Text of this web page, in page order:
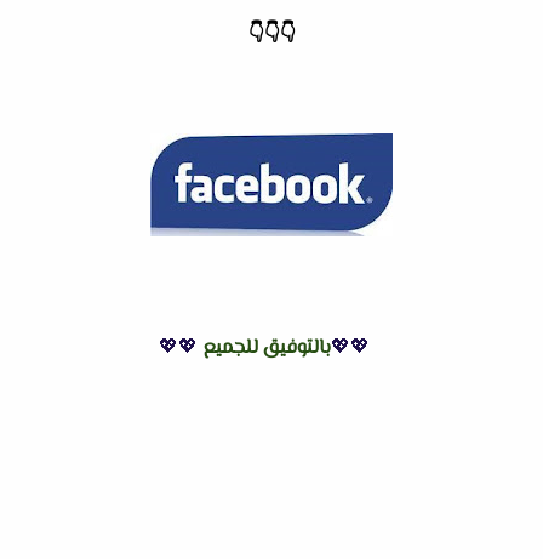
👇
👇
👇
💖💖بالتوفيق للجميع 💖💖